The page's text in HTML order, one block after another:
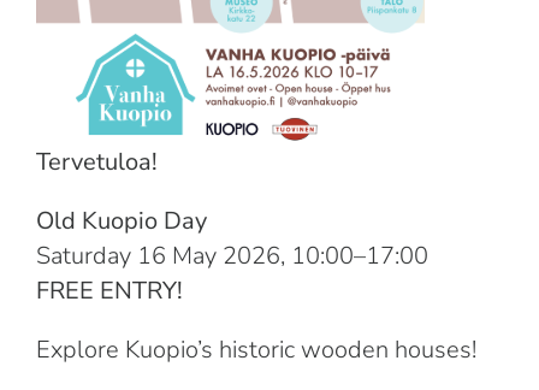
Tervetuloa!
Old Kuopio Day
Saturday 16 May 2026, 10:00–17:00
FREE ENTRY!
Explore Kuopio’s historic wooden houses!